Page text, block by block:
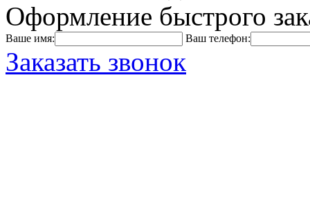
Оформление быстрого
Ваше имя: Ваш телефон:
Заказать звонок